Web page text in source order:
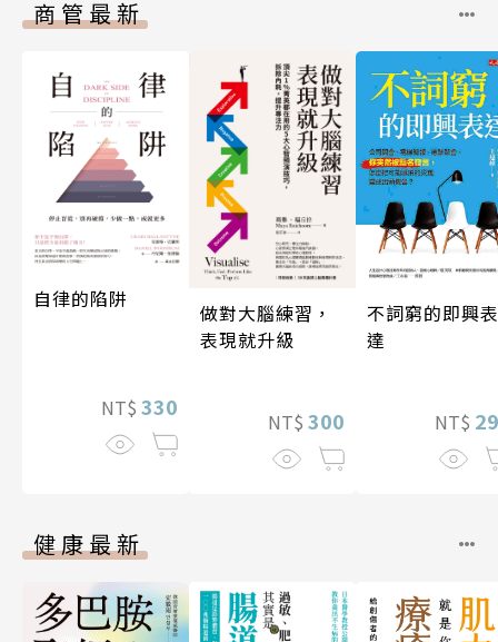
商管最新
自律的陷阱
NT$ 330
做對大腦練習，
表現就升級
NT$ 300
不詞窮的即興表
達
NT$
健康最新